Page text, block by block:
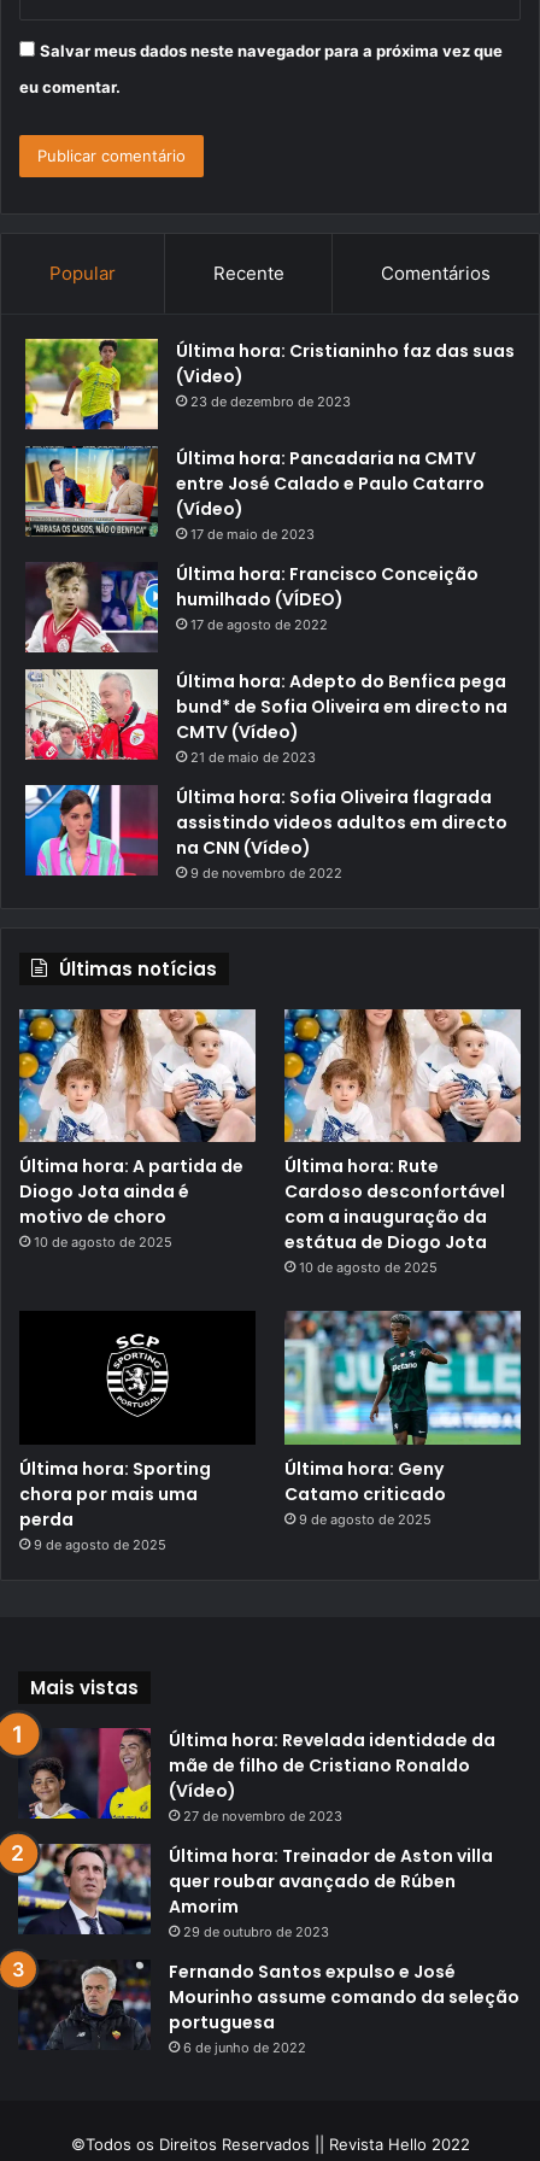
Salvar meus dados neste navegador para a próxima vez que
eu comentar.
Popular Recente Comentários
Última hora: Cristianinho faz das suas
(Video)
23 de dezembro de 2023
Última hora: Pancadaria na CMTV
entre José Calado e Paulo Catarro
(Vídeo)
17 de maio de 2023
Última hora: Francisco Conceição
humilhado (VÍDEO)
17 de agosto de 2022
Última hora: Adepto do Benfica pega
bund* de Sofia Oliveira em directo na
CMTV (Vídeo)
21 de maio de 2023
Última hora: Sofia Oliveira flagrada
assistindo videos adultos em directo
na CNN (Vídeo)
9 de novembro de 2022
Últimas notícias
Última hora: A partida de
Diogo Jota ainda é
motivo de choro
10 de agosto de 2025
Última hora: Rute
Cardoso desconfortável
com a inauguração da
estátua de Diogo Jota
10 de agosto de 2025
Última hora: Sporting
chora por mais uma
perda
9 de agosto de 2025
Última hora: Geny
Catamo criticado
9 de agosto de 2025
Mais vistas
Última hora: Revelada identidade da
mãe de filho de Cristiano Ronaldo
(Vídeo)
27 de novembro de 2023
Última hora: Treinador de Aston villa
quer roubar avançado de Rúben
Amorim
29 de outubro de 2023
Fernando Santos expulso e José
Mourinho assume comando da seleção
portuguesa
6 de junho de 2022
©Todos os Direitos Reservados || Revista Hello 2022